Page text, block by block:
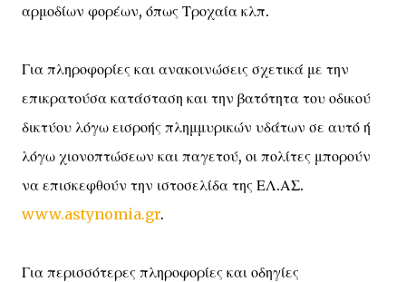
αρμοδίων φορέων, όπως Τροχαία κλπ.
Για πληροφορίες και ανακοινώσεις σχετικά με την
επικρατούσα κατάσταση και την βατότητα του οδικού
δικτύου λόγω εισροής πλημμυρικών υδάτων σε αυτό ή
λόγω χιονοπτώσεων και παγετού, οι πολίτες μπορούν
να επισκεφθούν την ιστοσελίδα της ΕΛ.ΑΣ.
www.astynomia.gr.
Για περισσότερες πληροφορίες και οδηγίες